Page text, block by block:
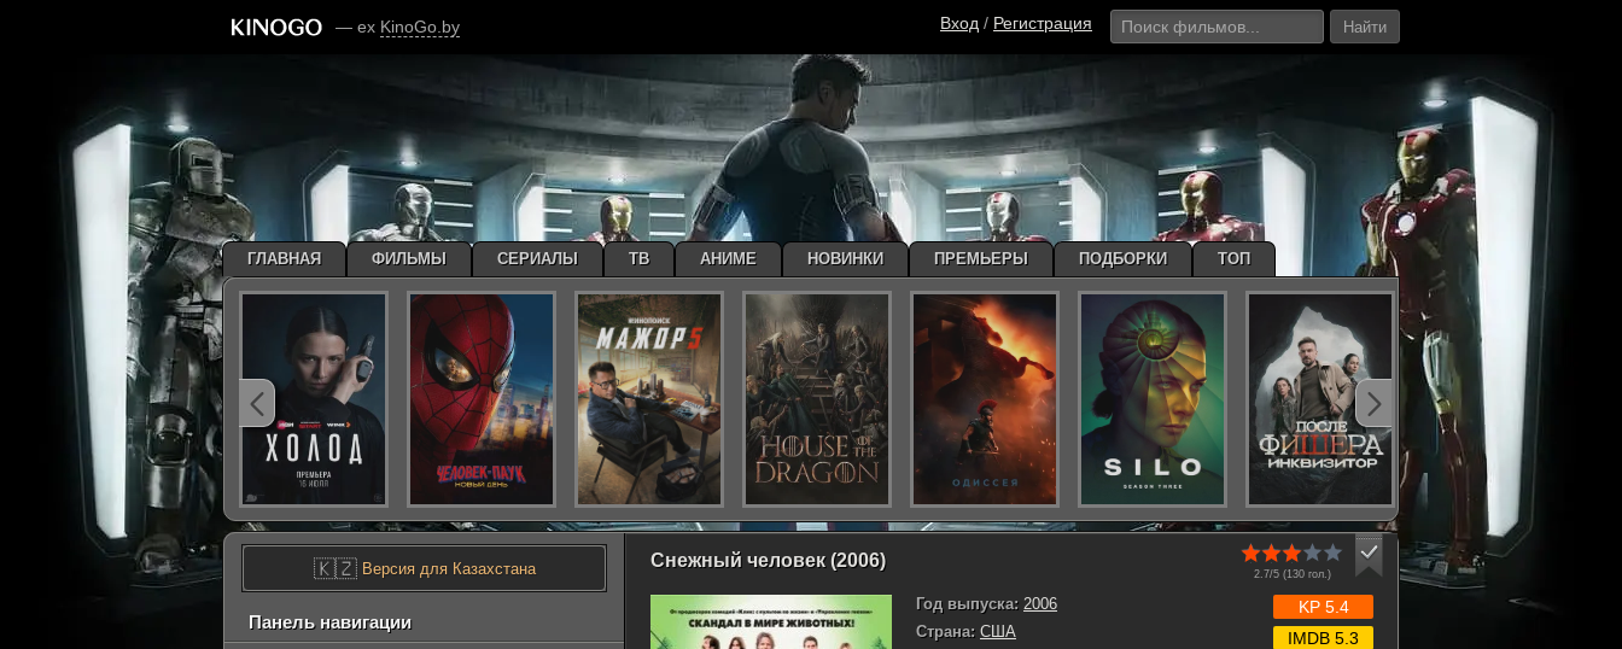
— ex KinoGo.by Вход / Регистрация Найти
Снежный человек (2006)
2.7/5 (130гол.)
Год выпуска: 2006
Страна: США
KP 5.4
IMDB 5.3
🇰🇿Версия для Казахстана
Панель навигации
ГЛАВНАЯ ФИЛЬМЫ СЕРИАЛЫ ТВ АНИМЕ НОВИНКИ ПРЕМЬЕРЫ ПОДБОРКИ ТОП